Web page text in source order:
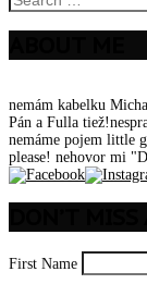
nemám kabelku
Pán a Fulla
nemáme pojem little
please! nehovor mi
First Name